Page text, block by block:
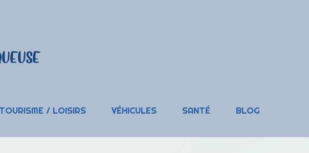
TOURISME / LOISIRS VÉHICULES SANTÉ BLOG